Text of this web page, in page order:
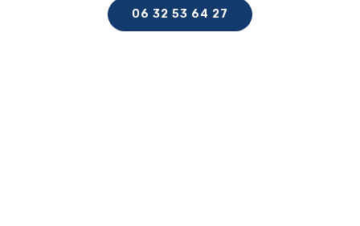
06 32 53 64 27